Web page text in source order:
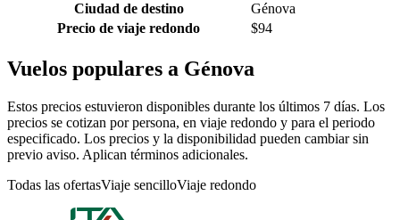
Ciudad de destino
Génova
Precio de viaje redondo
$94
Vuelos populares a Génova
Estos precios estuvieron disponibles durante los últimos 7 días. Los
precios se cotizan por persona, en viaje redondo y para el periodo
especificado. Los precios y la disponibilidad pueden cambiar sin
previo aviso. Aplican términos adicionales.
Todas las ofertasViaje sencilloViaje redondo